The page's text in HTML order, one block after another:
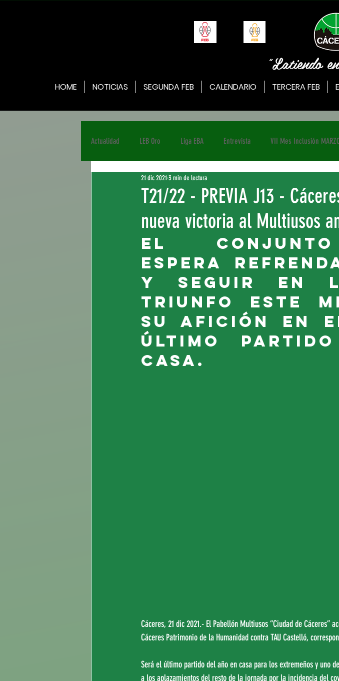
"Latiendo
HOME NOTICIAS SEGUNDA FEB CALENDARIO TERCERA FEB
Actualidad LEB Oro Liga EBA Entrevista VII Mes Inclusión
T21/22 - PREVIA J13 -
nueva victoria al Multiusos
21 dic 2021 3 min de lectura
El conjunto
espera
y seguir en
triunfo este
su afición en
último
casa.
Cáceres, 21 dic 2021.- El Pabellón Multiusos “Ciudad de
Cáceres Patrimonio de la Humanidad contra TAU Castelló,
Será el último partido del año en casa para los extremeños y uno
a los aplazamientos del resto de la jornada por la incidencia del